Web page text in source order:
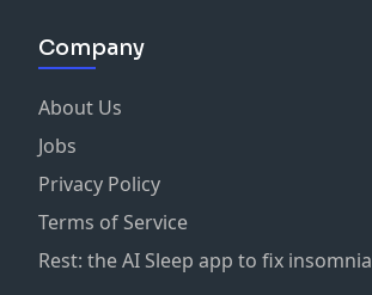
Company
About Us
Jobs
Privacy Policy
Terms of Service
Rest: the AI Sleep app to fix insomnia